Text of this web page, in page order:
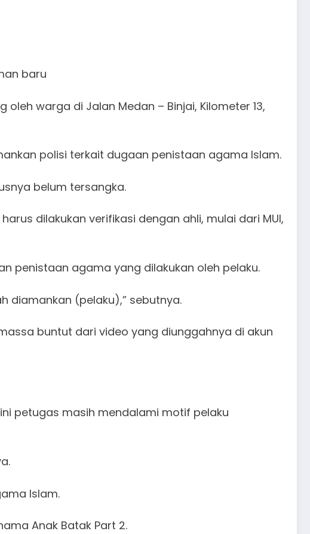
baru
oleh warga di Jalan Medan – Binjai, Kilometer 13,
polisi terkait dugaan penistaan agama Islam.
belum tersangka.
dilakukan verifikasi dengan ahli, mulai dari MUI,
penistaan agama yang dilakukan oleh pelaku.
diamankan (pelaku),” sebutnya.
buntut dari video yang diunggahnya di akun
petugas masih mendalami motif pelaku
Islam.
Anak Batak Part 2.